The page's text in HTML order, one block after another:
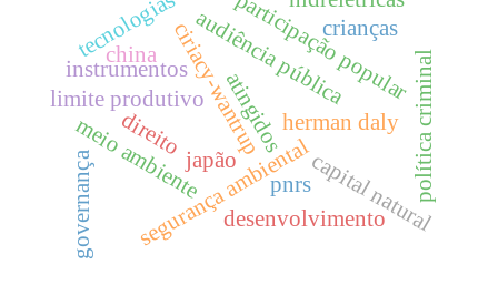
ciriacy-wantrup herman daly
segurança ambiental
limite produtivo
capital natural
meio ambiente política criminal
japão
audiência pública
participação popular
atingidos
desenvolvimento
direito
pnrs
instrumentos
china
governança
tecnologias crianças